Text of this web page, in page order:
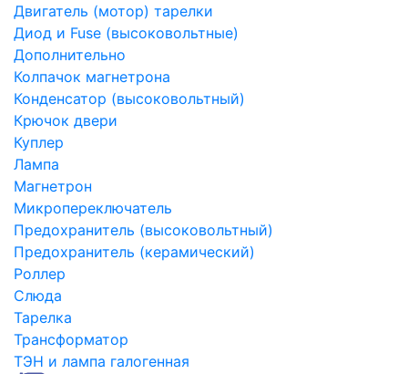
Двигатель (мотор) тарелки
Диод и Fuse (высоковольтные)
Дополнительно
Колпачок магнетрона
Конденсатор (высоковольтный)
Крючок двери
Куплер
Лампа
Магнетрон
Микропереключатель
Предохранитель (высоковольтный)
Предохранитель (керамический)
Роллер
Слюда
Тарелка
Трансформатор
ТЭН и лампа галогенная